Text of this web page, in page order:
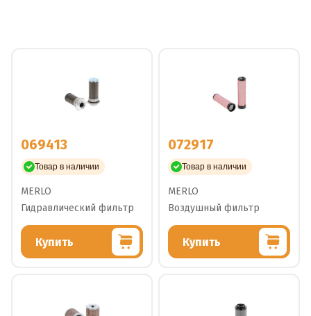
069413
Товар в наличии
MERLO
Гидравлический фильтр
Купить
072917
Товар в наличии
MERLO
Воздушный фильтр
Купить